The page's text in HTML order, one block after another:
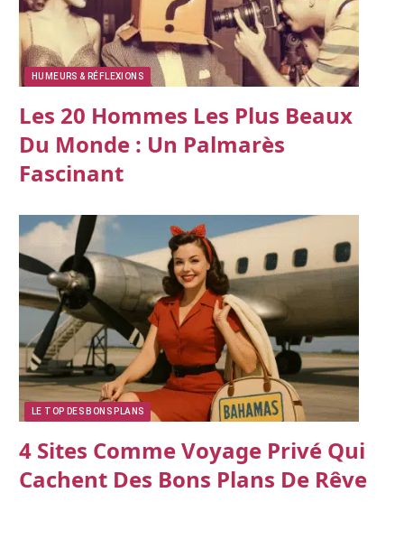
HUMEURS & RÉFLEXIONS
Les 20 Hommes Les Plus Beaux
Du Monde : Un Palmarès
Fascinant
LE TOP DES BONS PLANS
4 Sites Comme Voyage Privé Qui
Cachent Des Bons Plans De Rêve